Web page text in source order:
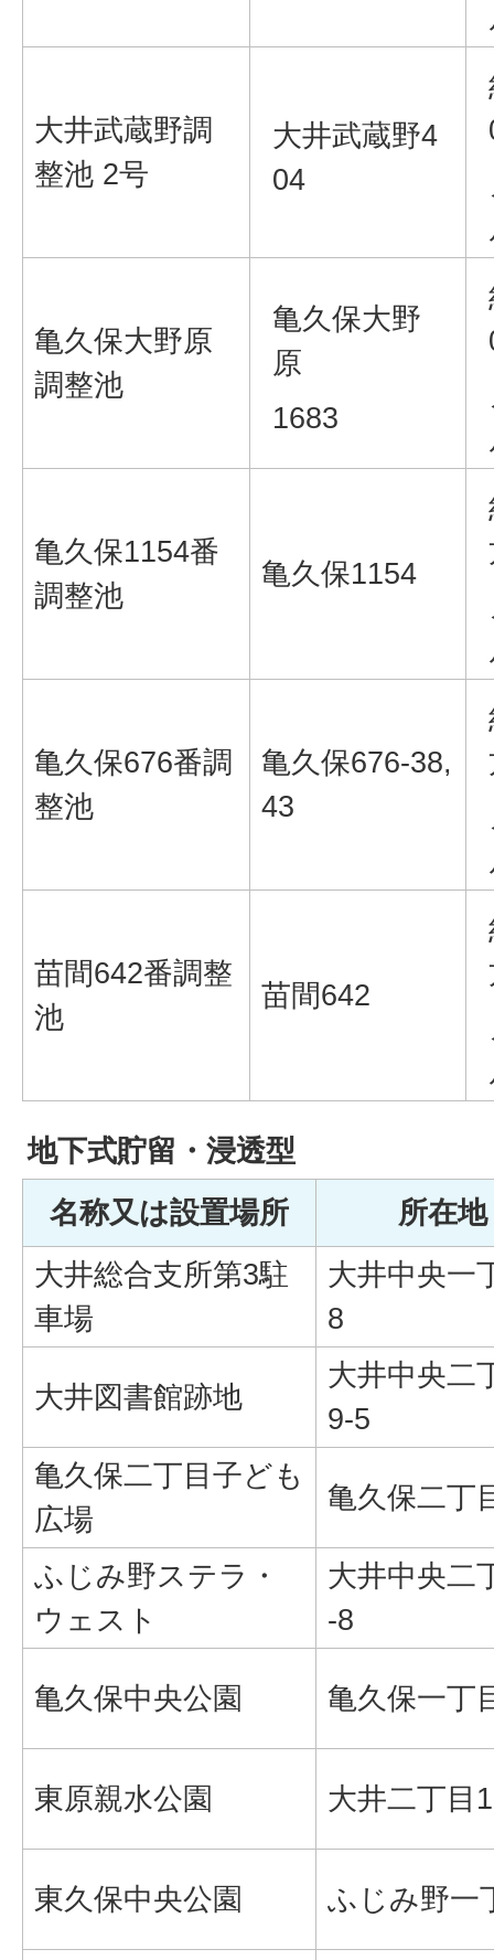
大井武蔵野調
整池 2号
大井武蔵野4
04
亀久保大野原
調整池
亀久保大野
原
1683
亀久保1154番
調整池
亀久保1154
亀久保676番調
整池
亀久保676-38,
43
苗間642番調整
池
苗間642
地下式貯留・浸透型
名称又は設置場所
所在地
大井総合支所第3駐
車場
大井中央一
8
大井図書館跡地
大井中央二
9-5
亀久保二丁目子ども
広場
亀久保二丁
ふじみ野ステラ・
ウェスト
大井中央二
-8
亀久保中央公園 亀久保一丁
東原親水公園 大井二丁目
東久保中央公園 ふじみ野一